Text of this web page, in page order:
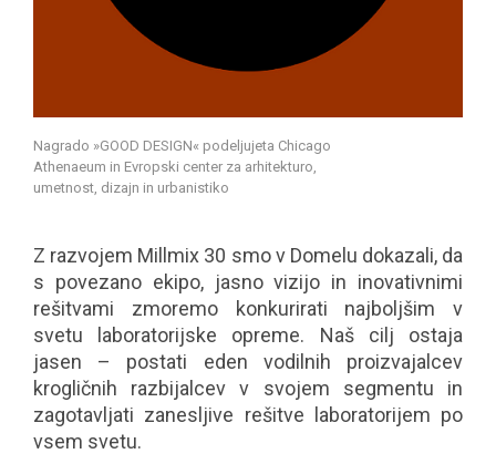
Nagrado »GOOD DESIGN« podeljujeta Chicago
Athenaeum in Evropski center za arhitekturo,
umetnost, dizajn in urbanistiko
Z razvojem Millmix 30 smo v Domelu dokazali, da
s povezano ekipo, jasno vizijo in inovativnimi
rešitvami zmoremo konkurirati najboljšim v
svetu laboratorijske opreme. Naš cilj ostaja
jasen – postati eden vodilnih proizvajalcev
krogličnih razbijalcev v svojem segmentu in
zagotavljati zanesljive rešitve laboratorijem po
vsem svetu.